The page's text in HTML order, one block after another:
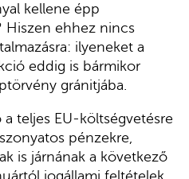
kellene épp
Hiszen ehhez nincs
ilyeneket a
eddig is bármikor
gránitjába.
teljes EU-költségvetésre
pénzekre,
is járnának a következő
jogállami feltételek